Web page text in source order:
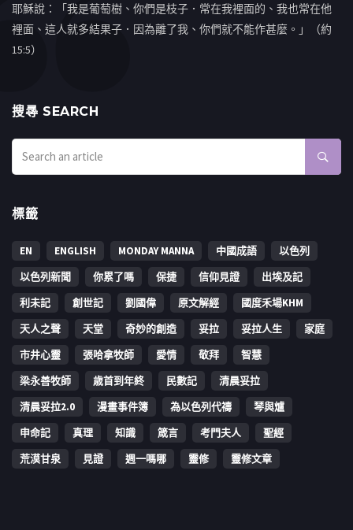
耶穌說：「我是葡萄樹、你們是枝子．常在我裡面的、我也常在他
裡面、這人就多結果子．因為離了我、你們就不能作甚麼。」（約
15:5）
搜㝷 SEARCH
標籤
EN ENGLISH MONDAY MANNA 中國成語
以色列
以色列新聞
你累了嗎 保捷 信仰見證
出埃及記
利未記
創世記 劉國偉 原文解經
國度禾場KHM
天人之聲
天堂 奇妙的創造 妥拉 妥拉人生
家庭
市井心靈
張哈拿牧師 愛情 敬拜
智慧
梁永善牧師
歳首到年終 民數記
清晨妥拉
清晨妥拉2.0
漫畫事件簿 為以色列代禱
琴與爐
申命記
真理 知識 箴言 考門夫人
聖經
荒漠甘泉
見證 週一嗎哪 靈修 靈修文章